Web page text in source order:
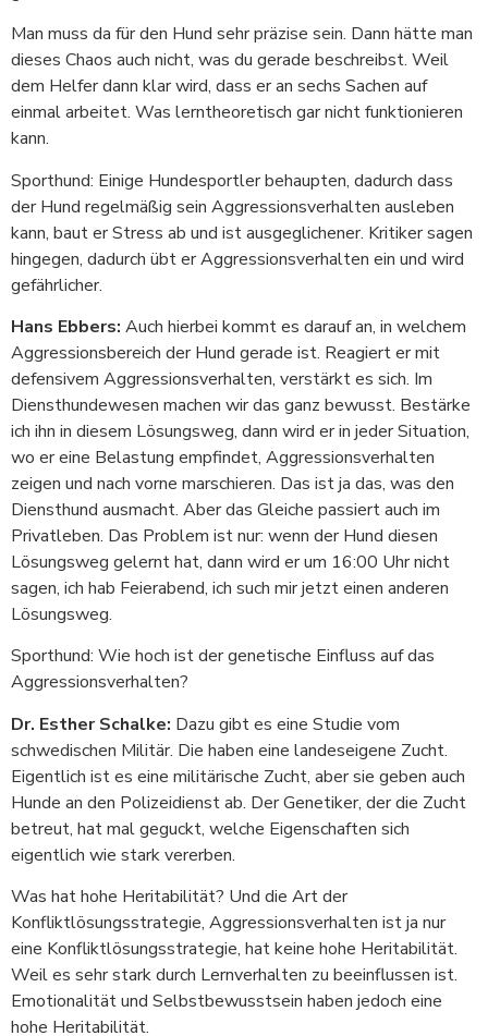
Man muss da für den Hund sehr präzise sein. Dann hätte man
dieses Chaos auch nicht, was du gerade beschreibst. Weil
dem Helfer dann klar wird, dass er an sechs Sachen auf
einmal arbeitet. Was lerntheoretisch gar nicht funktionieren
kann.
Sporthund: Einige Hundesportler behaupten, dadurch dass
der Hund regelmäßig sein Aggressionsverhalten ausleben
kann, baut er Stress ab und ist ausgeglichener. Kritiker sagen
hingegen, dadurch übt er Aggressionsverhalten ein und wird
gefährlicher.
Hans Ebbers: Auch hierbei kommt es darauf an, in welchem
Aggressionsbereich der Hund gerade ist. Reagiert er mit
defensivem Aggressionsverhalten, verstärkt es sich. Im
Diensthundewesen machen wir das ganz bewusst. Bestärke
ich ihn in diesem Lösungsweg, dann wird er in jeder Situation,
wo er eine Belastung empfindet, Aggressionsverhalten
zeigen und nach vorne marschieren. Das ist ja das, was den
Diensthund ausmacht. Aber das Gleiche passiert auch im
Privatleben. Das Problem ist nur: wenn der Hund diesen
Lösungsweg gelernt hat, dann wird er um 16:00 Uhr nicht
sagen, ich hab Feierabend, ich such mir jetzt einen anderen
Lösungsweg.
Sporthund: Wie hoch ist der genetische Einfluss auf das
Aggressionsverhalten?
Dr. Esther Schalke: Dazu gibt es eine Studie vom
schwedischen Militär. Die haben eine landeseigene Zucht.
Eigentlich ist es eine militärische Zucht, aber sie geben auch
Hunde an den Polizeidienst ab. Der Genetiker, der die Zucht
betreut, hat mal geguckt, welche Eigenschaften sich
eigentlich wie stark vererben.
Was hat hohe Heritabilität? Und die Art der
Konfliktlösungsstrategie, Aggressionsverhalten ist ja nur
eine Konfliktlösungsstrategie, hat keine hohe Heritabilität.
Weil es sehr stark durch Lernverhalten zu beeinflussen ist.
Emotionalität und Selbstbewusstsein haben jedoch eine
hohe Heritabilität.